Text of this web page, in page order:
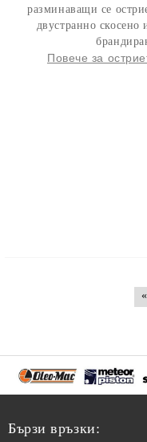
разминаващи се
двустранно скосено
Повече за
«
Бързи връзки: